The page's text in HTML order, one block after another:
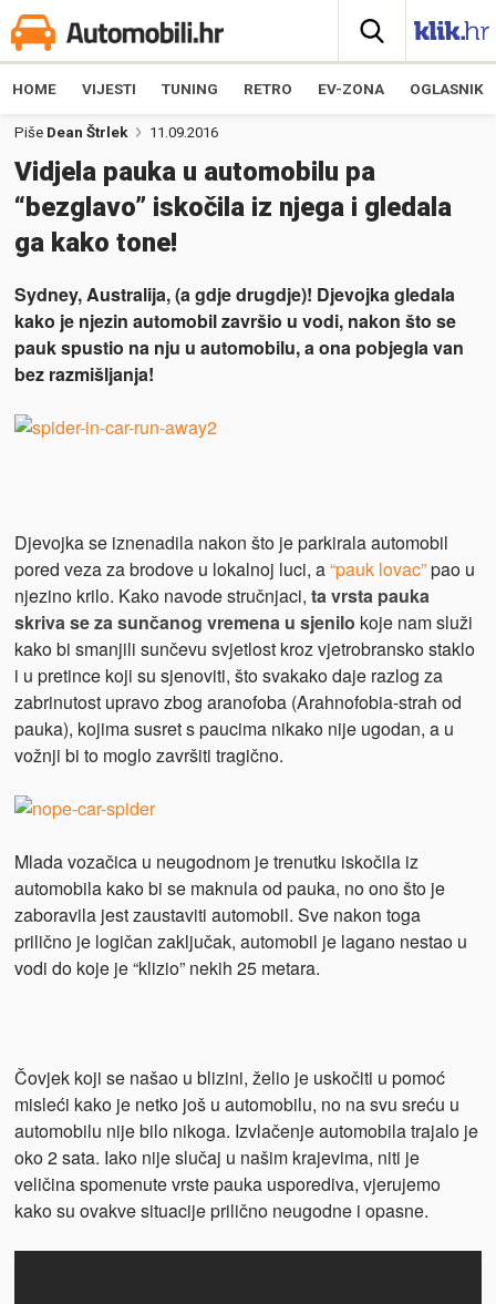
HOME VIJESTI TUNING RETRO EV-ZONA OGLASNIK
Piše Dean Štrlek 11.09.2016
Vidjela pauka u automobilu pa
“bezglavo” iskočila iz njega i gledala
ga kako tone!
Sydney, Australija, (a gdje drugdje)! Djevojka gledala
kako je njezin automobil završio u vodi, nakon što se
pauk spustio na nju u automobilu, a ona pobjegla van
bez razmišljanja!
Djevojka se iznenadila nakon što je parkirala automobil
pored veza za brodove u lokalnoj luci, a“pauk lovac”pao u
njezino krilo. Kako navode stručnjaci, ta vrsta pauka
skriva se za sunčanog vremena u sjenilo koje nam služi
kako bi smanjili sunčevu svjetlost kroz vjetrobransko staklo
i u pretince koji su sjenoviti, što svakako daje razlog za
zabrinutost upravo zbog aranofoba (Arahnofobia-strah od
pauka), kojima susret s paucima nikako nije ugodan, a u
vožnji bi to moglo završiti tragično.
Mlada vozačica u neugodnom je trenutku iskočila iz
automobila kako bi se maknula od pauka, no ono što je
zaboravila jest zaustaviti automobil. Sve nakon toga
prilično je logičan zaključak, automobil je lagano nestao u
vodi do koje je “klizio” nekih 25 metara.
Čovjek koji se našao u blizini, želio je uskočiti u pomoć
misleći kako je netko još u automobilu, no na svu sreću u
automobilu nije bilo nikoga. Izvlačenje automobila trajalo je
oko 2 sata. Iako nije slučaj u našim krajevima, niti je
veličina spomenute vrste pauka usporediva, vjerujemo
kako su ovakve situacije prilično neugodne i opasne.